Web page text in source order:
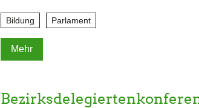
Bildung Parlament
Mehr